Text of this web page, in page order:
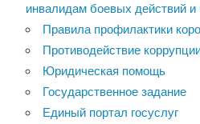
инвалидам боевых действий
Правила профилактики
Противодействие
Юридическая помощь
Государственное задание
Единый портал госуслуг